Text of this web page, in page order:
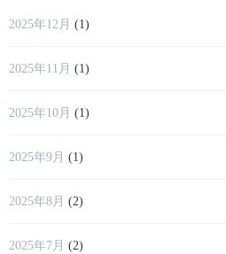
2025年12月 (1)
2025年11月 (1)
2025年10月 (1)
2025年9月 (1)
2025年8月 (2)
2025年7月 (2)